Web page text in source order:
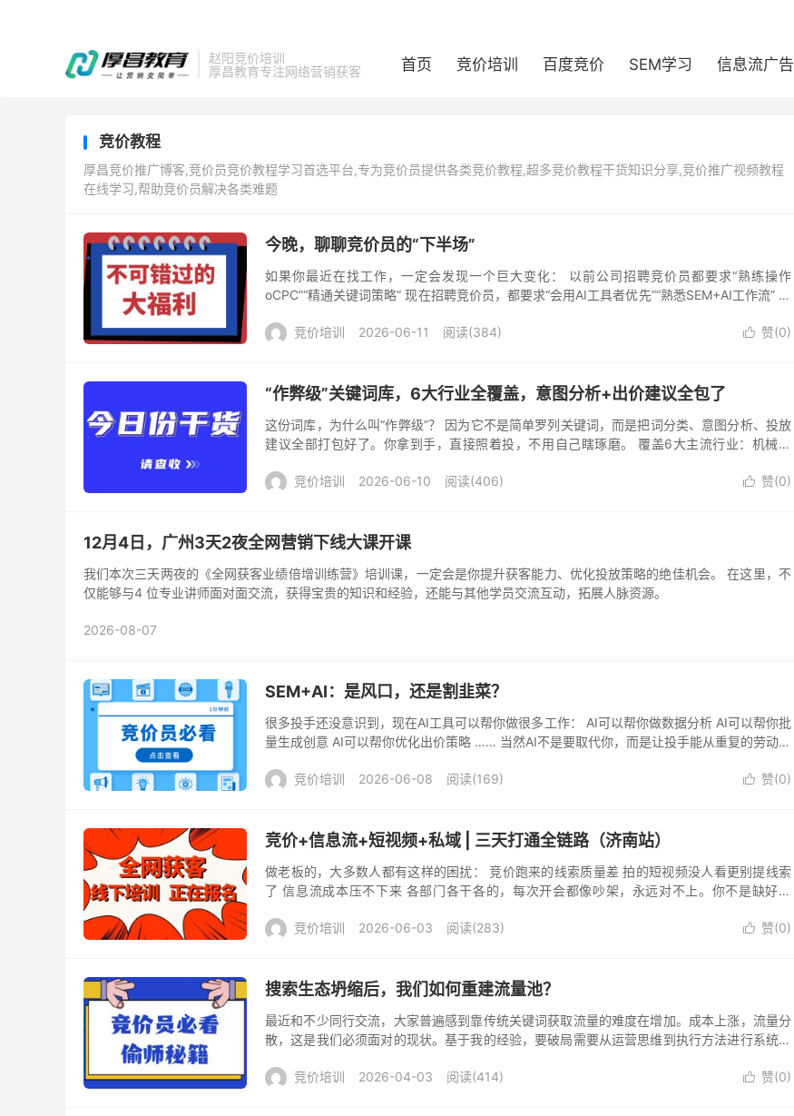
赵阳竞价培训
厚昌教育专注网络营销获客
首页 竞价培训 百度竞价 SEM学习 信息流广告
竞价教程
厚昌竞价推广博客,竞价员竞价教程学习首选平台,专为竞价员提供各类竞价教程,超多竞价教程干货知识分享,竞价推广视频教程
在线学习,帮助竞价员解决各类难题
今晚，聊聊竞价员的“下半场”
如果你最近在找工作，一定会发现一个巨大变化： 以前公司招聘竞价员都要求“熟练操作
oCPC”“精通关键词策略” 现在招聘竞价员，都要求“会用AI工具者优先”“熟悉SEM+AI工作流” 这
 赞(0)
竞价培训 2026-06-11 阅读(384)
“作弊级”关键词库，6大行业全覆盖，意图分析+出价建议全包了
这份词库，为什么叫“作弊级”？ 因为它不是简单罗列关键词，而是把词分类、意图分析、投放
建议全部打包好了。你拿到手，直接照着投，不用自己瞎琢磨。 覆盖6大主流行业：机械设
 赞(0)
竞价培训 2026-06-10 阅读(406)
12月4日，广州3天2夜全网营销下线大课开课
我们本次三天两夜的《全网获客业绩倍增训练营》培训课，一定会是你提升获客能力、优化投放策略的绝佳机会。 在这里，不
仅能够与4 位专业讲师面对面交流，获得宝贵的知识和经验，还能与其他学员交流互动，拓展人脉资源。
2026-08-07
SEM+AI：是风口，还是割韭菜？
很多投手还没意识到，现在AI工具可以帮你做很多工作： AI可以帮你做数据分析 AI可以帮你批
量生成创意 AI可以帮你优化出价策略 …… 当然AI不是要取代你，而是让投手能从重复的劳动中
 赞(0)
竞价培训 2026-06-08 阅读(169)
竞价+信息流+短视频+私域 | 三天打通全链路（济南站）
做老板的，大多数人都有这样的困扰： 竞价跑来的线索质量差 拍的短视频没人看更别提线索
了 信息流成本压不下来 各部门各干各的，每次开会都像吵架，永远对不上。你不是缺好员
 赞(0)
竞价培训 2026-06-03 阅读(283)
搜索生态坍缩后，我们如何重建流量池？
最近和不少同行交流，大家普遍感到靠传统关键词获取流量的难度在增加。成本上涨，流量分
散，这是我们必须面对的现状。基于我的经验，要破局需要从运营思维到执行方法进行系统调
 赞(0)
竞价培训 2026-04-03 阅读(414)